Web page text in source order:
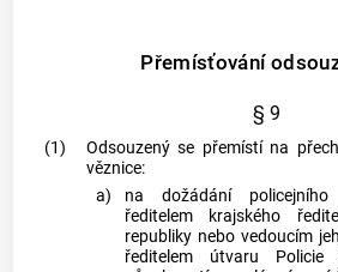
Přemísťování
§ 9
(1)
Odsouzený se přemístí na
věznice:
a)
na dožádání
ředitelem krajského
republiky nebo vedoucím
ředitelem útvaru Policie